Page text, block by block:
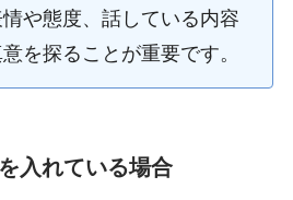
や態度、話している内容
を探ることが重要です。
入れている場合